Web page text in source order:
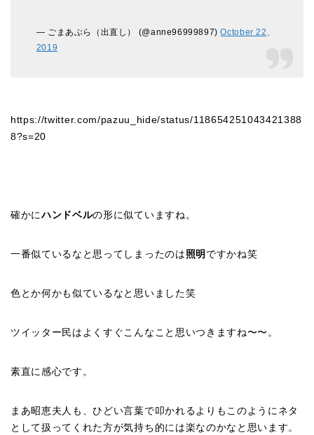
— ごまあぶら（出直し） (@anne96999897)October 22,
2019
https://twitter.com/pazuu_hide/status/118654251043421388
8?s=20
確かにハンドベルの形に似ていますね。
一番似ているなと思ってしまったのは 照明 ですかね笑
色とか何かも似ているなと思いました笑
ツイッター民はよくすぐこんなこと思いつきますね〜〜。
素直に感心です。
まあ昭恵夫人も、ひどい言葉で叩かれるよりもこのようにネタ
として扱ってくれた方が気持ち的には楽なのかなと思います。